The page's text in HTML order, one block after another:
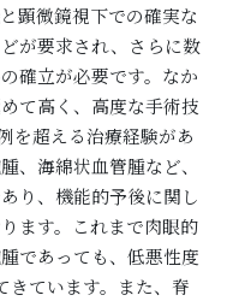
顕微鏡視下での確実な
が要求され、さらに数
確立が必要です。なか
て高く、高度な手術技
を超える治療経験があ
、海綿状血管腫など、
り、機能的予後に関し
ます。これまで肉眼的
であっても、低悪性度
きています。また、脊